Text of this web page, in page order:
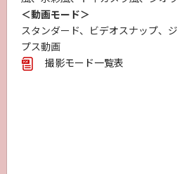
＜動画モード＞
スタンダード、ビデオスナップ、ジ
プス動画
撮影モード一覧表